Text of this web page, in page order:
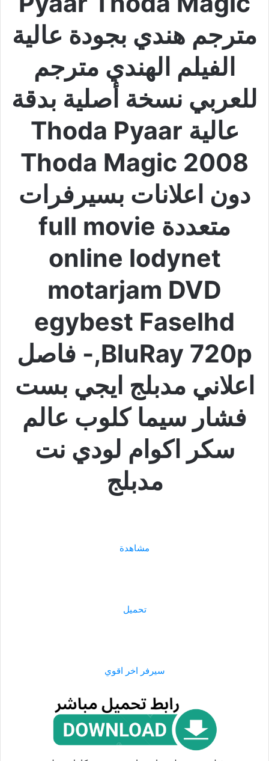
مترجم هندي بجودة عالية
الفيلم الهندي مترجم
للعربي نسخة أصلية بدقة
عالية Thoda Pyaar
Thoda Magic 2008
دون اعلانات بسيرفرات
متعددة full movie
online lodynet
motarjam DVD
egybest Faselhd
BluRay 720p,- فاصل
اعلاني مدبلج ايجي بست
فشار سيما كلوب عالم
سكر اكوام لودي نت
مدبلج
مشاهدة
تحميل
سيرفر اخر اقوي